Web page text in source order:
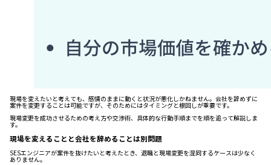
現場を変えたいと考えても、感情のままに動くと状況が悪化しかねません。会社を辞めずに
案件を変更することは可能ですが、そのためにはタイミングと根回しが重要です。
現場変更を成功させるための考え方や交渉術、具体的な行動手順までを順を追って解説しま
す。
現場を変えることと会社を辞めることは別問題
SESエンジニアが案件を抜けたいと考えたとき、退職と現場変更を混同するケースは少なく
ありません。